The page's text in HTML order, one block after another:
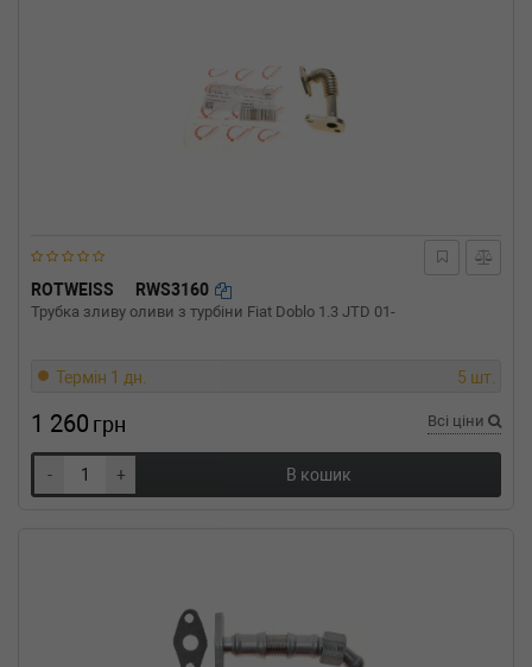
ROTWEISS RWS3160
Трубка зливу оливи з турбіни Fiat Doblo 1.3 JTD 01-
Термін 1 дн. 5 шт.
1 260 грн Всі ціни
- + В кошик